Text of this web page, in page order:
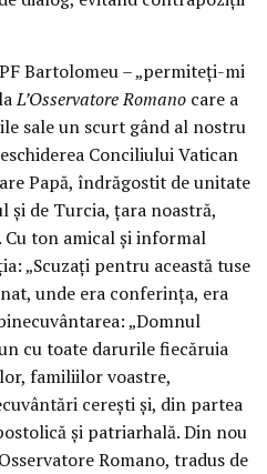
Bartolomeu – „permiteți-mi
L’Osservatore Romano care a
sale un scurt gând al nostru
Conciliului Vatican
Papă, îndrăgostit de unitate
și de Turcia, țara noastră,
ton amical și informal
„Scuzați pentru această tuse
unde era conferința, era
„Domnul
cu toate darurile fiecăruia
familiilor voastre,
cerești și, din partea
și patriarhală. Din nou
Romano, tradus de